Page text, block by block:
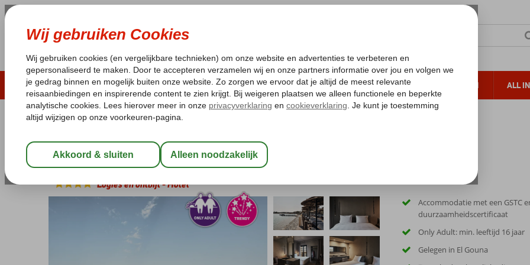
ZOMER 2026 LAST MINUTES WINTERZON ZONVAKANTIES VERRE REIZEN ALL
Laagsteprijsgarantie* Geen fueltoeslag Gratis annuleren*
Home
Egypte Rode Zee Hurghada El Gouna Cook's Club El Gouna
Cook's Club El Gouna
Logies en ontbijt-Hotel
Accommodatie met een GSTC
duurzaamheidscertificaat
Only Adult: min. leeftijd 16 jaar
Gelegen in El Gouna